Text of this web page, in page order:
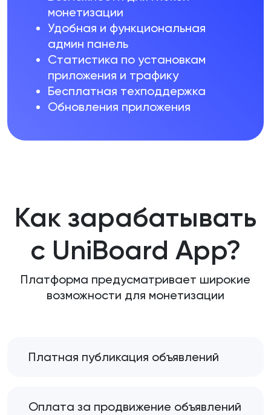
монетизации
Удобная и функциональная
админ панель
Статистика по установкам
приложения и трафику
Бесплатная техподдержка
Обновления приложения
Как зарабатывать
с UniBoard App?
Платформа предусматривает широкие
возможности для монетизации
Платная публикация объявлений
Оплата за продвижение объявлений